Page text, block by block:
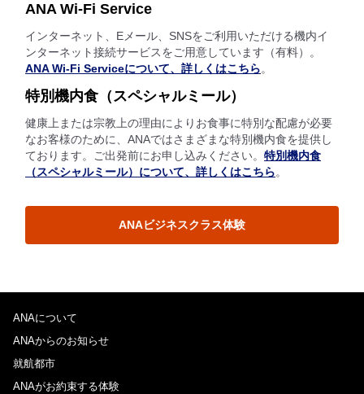
ANA Wi-Fi Service
インターネット、Eメール、SNSをご利用いただける機内イ
ンターネット接続サービスをご用意しています（有料）。
ANA Wi-Fi Serviceについて、詳しくはこちら。
特別機内食（スペシャルミール）
健康上または宗教上の理由によりお食事に特別な配慮が必要
なお客様のために、ANAではさまざまな特別機内食を提供し
ております。ご出発前にお申し込みください。 特別機内食
（スペシャルミール）について、詳しくはこちら。
ANAビジネスクラス体験
ANAについて
ANAからのお知らせ
就航都市
ANAがお約束する体験